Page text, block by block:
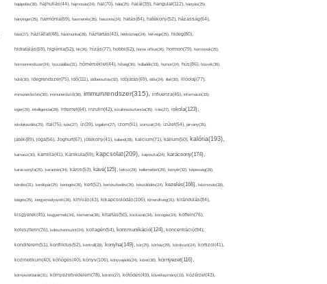
hajápolás(36), hajhullás(44), hajmosás(24), hal(70), hála(25), halál(39), hangulat(112), hányás(25),
hányinger(25), harmónia(69), hasmenés(35), hasznos(24), hatás(84), hatékony(52), házasság(64),
házi(27), háziállat(48), házimunka(28), háztartás(43), hétköznap(24), hétvége(25), hideg(80),
hidratálás(69), higiénia(52), hit(26), hízás(77), hobbi(62), home office(26), hormon(79), hormonok(25),
hormonrendszer(24), hozzáállás(31), hőmérséklet(44), hőség(36), hulladék(33), humor(24), hús(86), húsvét(36),
hűtő(30), idegrendszer(75), idő(111), időbeosztás(32), időjárás(69), idős(24), illat(30), illóolaj(77),
immunerősítés(30), immunerősítő(36), immunrendszer(315), influenza(45), információ(33),
inger(29), intelligencia(28), internet(64), inzulin(42), inzulinrezisztencia(35), írás(27), iskola(123),
iskolakezdés(25), ital(75), ivás(27), íz(39), izgalom(27), izom(91), izomzat(24), ízület(54), járvány(35),
játék(89), jóga(56), Joghurt(67), jótékony(41), kaland(28), kalcium(71), kálium(50), kalória(193),
kamasz(30), kamilla(41), Kánikula(59), kapcsolat(209), káposzta(24), karácsony(174),
karácsonyfa(25), karantén(34), káros(53), kávé(125), keksz(29), kellemetlen(29), kenyér(32), képesség(28),
kérdés(31), kerékpár(25), keringés(26), kert(52), kertészkedés(26), készülődés(24), kezelés(166), kézmosás(28),
kiégés(25), kiegyensúlyozott(26), kihívás(43), kikapcsolódás(106), kimerültség(31), kirándulás(84),
kisgyerek(45), kisgyermek(34), kismama(38), kitartás(50), kockázat(34), kocogás(24), koffein(76),
koleszterin(76), koleszterinszint(24), kollagén(54), kommunikáció(124), koncentráció(94),
konditerem(51), konfliktus(52), kontroll(28), konyha(149), kór(25), kórház(29), kórokozó(24), kortizol(41),
kozmetikum(40), köhögés(40), könyv(106), könyvajánló(24), köret(30), környezet(116),
környezetbarát(31), környezetvédelem(78), köröm(27), kötődés(49), következmény(33), közérzet(43),